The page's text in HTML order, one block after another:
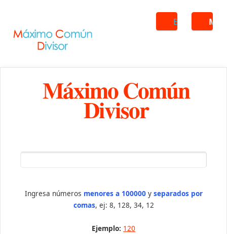
Buscar
Máximo Común
Divisor
Ingresa números menores a 100000y separados por
comas, ej: 8, 128, 34, 12
Ejemplo: 120